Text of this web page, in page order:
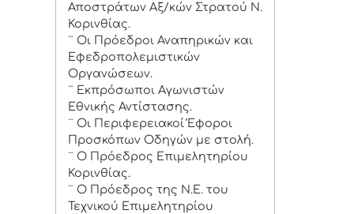
Αποστράτων Αξ/κών Στρατού Ν.
Κορινθίας.
¨ Οι Πρόεδροι Αναπηρικών και
Εφεδροπολεμιστικών
Οργανώσεων.
¨ Εκπρόσωποι Αγωνιστών
Εθνικής Αντίστασης.
¨ Οι Περιφερειακοί Έφοροι
Προσκόπων Οδηγών με στολή.
¨ Ο Πρόεδρος Επιμελητηρίου
Κορινθίας.
¨ Ο Πρόεδρος της Ν.Ε. του
Τεχνικού Επιμελητηρίου